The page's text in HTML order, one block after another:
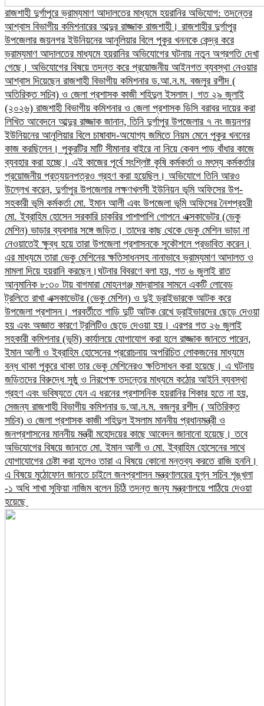
রাজশাহী দুর্গাপুরে ভ্রাম্যমাণ আদালতের মাধ্যমে হয়রানির অভিযোগ: তদন্তের
আশ্বাস বিভাগীয় কমিশনারের আব্দুর রাজ্জাক রাজশাহী। রাজশাহীর দুর্গাপুর
উপজেলার জয়নগর ইউনিয়নের আনুলিয়ার বিলে পুকুর খননকে কেন্দ্র করে
ভ্রাম্যমাণ আদালতের মাধ্যমে হয়রানির অভিযোগের ঘটনায় নতুন অগ্রগতি দেখা
গেছে। অভিযোগের বিষয়ে তদন্ত করে প্রয়োজনীয় আইনগত ব্যবস্থা নেওয়ার
আশ্বাস দিয়েছেন রাজশাহী বিভাগীয় কমিশনার ড.আ.ন.ম. বজলুর রশীদ (
অতিরিক্ত সচিব) ও জেলা প্রশাসক কাজী শহিদুল ইসলাম। গত ২৯ জুলাই
(২০২৬) রাজশাহী বিভাগীয় কমিশনার ও জেলা প্রশাসক ডিসি বরাবর দায়ের করা
লিখিত আবেদনে আব্দুর রাজ্জাক জানান, তিনি দুর্গাপুর উপজেলার ৭ নং জয়নগর
ইউনিয়নের আনুলিয়ার বিলে চাষাবাদ-অযোগ্য জমিতে নিয়ম মেনে পুকুর খননের
কাজ করছিলেন। পুকুরটির মাটি সীমানার বাইরে না নিয়ে কেবল পাড় বাঁধার কাজে
ব্যবহার করা হচ্ছে। এই কাজের পূর্বে সংশ্লিষ্ট কৃষি কর্মকর্তা ও মৎস্য কর্মকর্তার
প্রয়োজনীয় প্রত্যয়নপত্রও গ্রহণ করা হয়েছিল।​ অভিযোগে তিনি আরও
উল্লেখ করেন, দুর্গাপুর উপজেলার লক্ষণখলসী ইউনিয়ন ভূমি অফিসের উপ-
সহকারী ভূমি কর্মকর্তা মো. ইমান আলী এবং উপজেলা ভূমি অফিসের নৈশপ্রহরী
মো. ইব্রাহিম হোসেন সরকারি চাকরির পাশাপাশি গোপনে এক্সকাভেটর (ভেকু
মেশিন) ভাড়ার ব্যবসার সঙ্গে জড়িত। তাদের কাছ থেকে ভেকু মেশিন ভাড়া না
নেওয়াতেই ক্ষুব্ধ হয়ে তারা উপজেলা প্রশাসনকে সুকৌশলে প্রভাবিত করেন।
এর মাধ্যমে তারা ভেকু মেশিনের ক্ষতিসাধনসহ নানাভাবে ভ্রাম্যমাণ আদালত ও
মামলা দিয়ে হয়রানি করছেন।​ঘটনার বিবরণে বলা হয়, গত ৬ জুলাই রাত
আনুমানিক ৮:৩০ টায় বাগমারা মোহনগঞ্জ মাদ্রাসার সামনে একটি লোবেড
ট্রলিতে রাখা এক্সকাভেটর (ভেকু মেশিন) ও দুই ড্রাইভারকে আটক করে
উপজেলা প্রশাসন। পরবর্তীতে গাড়ি দুটি আটক রেখে ড্রাইভারদের ছেড়ে দেওয়া
হয় এবং অজ্ঞাত কারণে ট্রলিটিও ছেড়ে দেওয়া হয়। এরপর গত ২৬ জুলাই
সহকারী কমিশনার (ভূমি) কার্যালয়ে যোগাযোগ করা হলে রাজ্জাক জানতে পারেন,
ইমান আলী ও ইব্রাহিম হোসেনের প্ররোচনায় অপরিচিত লোকজনের মাধ্যমে
বন্ধ থাকা পুকুরে থাকা তার ভেকু মেশিনেরও ক্ষতিসাধন করা হয়েছে।​ এ ঘটনায়
জড়িতদের বিরুদ্ধে সুষ্ঠু ও নিরপেক্ষ তদন্তের মাধ্যমে কঠোর আইনি ব্যবস্থা
গ্রহণ এবং ভবিষ্যতে যেন এ ধরনের প্রশাসনিক হয়রানির শিকার হতে না হয়,
সেজন্য রাজশাহী বিভাগীয় কমিশনার ড.আ.ন.ম. বজলুর রশীদ ( অতিরিক্ত
সচিব) ও জেলা প্রশাসক কাজী শহিদুল ইসলাম মাননীয় প্রধানমন্ত্রী ও
জনপ্রশাসনের মাননীয় মন্ত্রী মহোদয়ের কাছে আবেদন জানানো হয়েছে।​ তবে
অভিযোগের বিষয়ে জানতে মো. ইমান আলী ও মো. ইব্রাহিম হোসেনের সাথে
যোগাযোগের চেষ্টা করা হলেও তারা এ বিষয়ে কোনো মন্তব্য করতে রাজি হননি।
এ বিষয়ে মুঠোফোন জানতে চাইলে জনপ্রশাসন মন্ত্রণালয়ের যুগ্ন সচিব শৃঙ্খলা
-১ অধি শাখা সুফিয়া নাজিম বলেন চিঠি তদন্ত জন্য মন্ত্রণালয়ে পাঠিয়ে দেওয়া
হয়েছে ​